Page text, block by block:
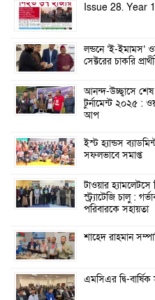
Issue 28. Year
লন্ডনে ‘ই-ইমামস’
সেক্টরের চাকরি
আনন্দ-উচ্ছ্বাসে
টুর্নামেন্ট ২০২৫ :
আপ
ইস্ট হ্যান্ডস
সফলভাবে সমাপ্ত
টাওয়ার
স্ট্র্যাটেজি চালু :
পরিবারকে সহায়তা
শাহেদ রাহমান
এমসিএর দ্বি-